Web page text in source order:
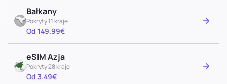
Bałkany
Pokryty 11 kraje
Od 149.99€
eSIM Azja
Pokryty 28 kraje
Od 3.49€